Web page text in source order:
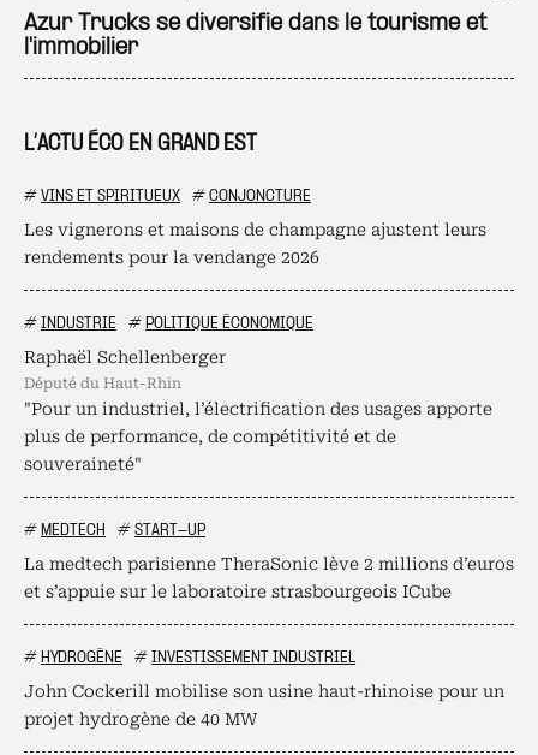
L’ACTU ÉCO EN GRAND EST
# VINS ET SPIRITUEUX # CONJONCTURE
Les vignerons et maisons de champagne ajustent leurs
rendements pour la vendange 2026
# INDUSTRIE # POLITIQUE ÉCONOMIQUE
Raphaël Schellenberger
député du Haut-Rhin
"Pour un industriel, l’électrification des usages apporte
plus de performance, de compétitivité et de
souveraineté"
# MEDTECH # START-UP
La medtech parisienne TheraSonic lève 2 millions d’euros
et s’appuie sur le laboratoire strasbourgeois ICube
# HYDROGÈNE # INVESTISSEMENT INDUSTRIEL
John Cockerill mobilise son usine haut-rhinoise pour un
projet hydrogène de 40 MW
Azur Trucks se diversifie dans le tourisme et
l'immobilier